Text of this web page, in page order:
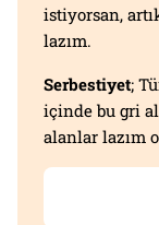
istiyorsan,
lazım.
Serbestiyet;
içinde bu gri
alanlar lazım